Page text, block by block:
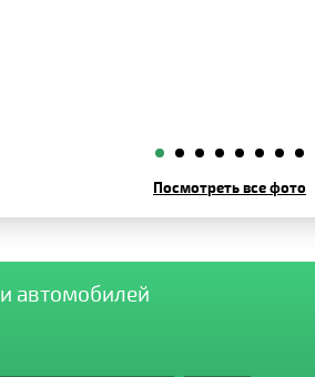
Посмотреть все фото
автомобилей